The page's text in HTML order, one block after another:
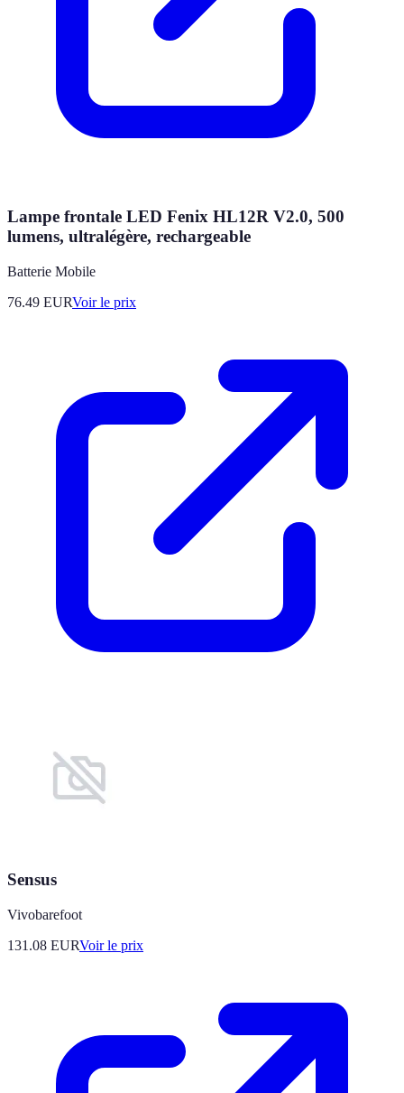
Lampe frontale LED Fenix HL12R V2.0, 500
lumens, ultralégère, rechargeable
Batterie Mobile
76.49 EURVoir le prix
Sensus
Vivobarefoot
131.08 EURVoir le prix